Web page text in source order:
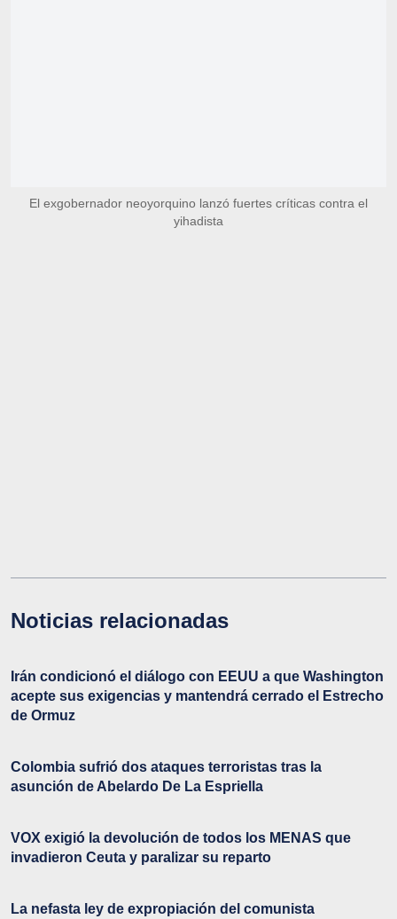
El exgobernador neoyorquino lanzó fuertes críticas contra el
yihadista
Noticias relacionadas
Irán condicionó el diálogo con EEUU a que Washington
acepte sus exigencias y mantendrá cerrado el Estrecho
de Ormuz
Colombia sufrió dos ataques terroristas tras la
asunción de Abelardo De La Espriella
VOX exigió la devolución de todos los MENAS que
invadieron Ceuta y paralizar su reparto
La nefasta ley de expropiación del comunista